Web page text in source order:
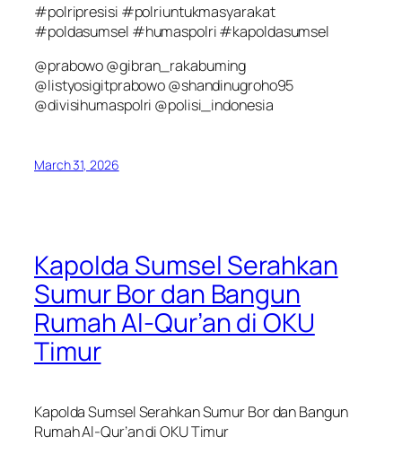
#polripresisi #polriuntukmasyarakat
#poldasumsel #humaspolri #kapoldasumsel
@prabowo @gibran_rakabuming
@listyosigitprabowo @shandinugroho95
@divisihumaspolri @polisi_indonesia
March 31, 2026
Kapolda Sumsel Serahkan
Sumur Bor dan Bangun
Rumah Al-Qur’an di OKU
Timur
Kapolda Sumsel Serahkan Sumur Bor dan Bangun
Rumah Al-Qur’an di OKU Timur